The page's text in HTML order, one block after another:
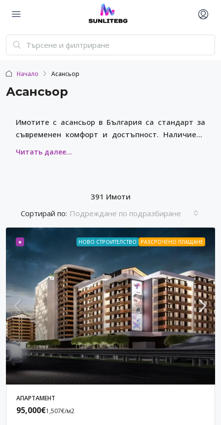
Начало Асансьор
Асансьор
Имотите с асансьор в България са стандарт за
съвременен комфорт и достъпност. Наличието
обитаването удобно за всички категории жители
391 Имоти
Сортирай по: Подреждане по подразбиране
★ НОВО СТРОИТЕЛСТВО РАЗСРОЧЕНО ПЛАЩАНЕ
АПАРТАМЕНТ
95,000€1,507€/м2